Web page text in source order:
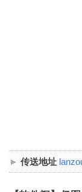
传送地址